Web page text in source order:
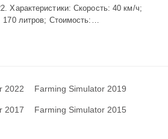
Характеристики: Скорость: 40 км/ч;
литров; Стоимость:…
2022 Farming Simulator 2019
2017 Farming Simulator 2015